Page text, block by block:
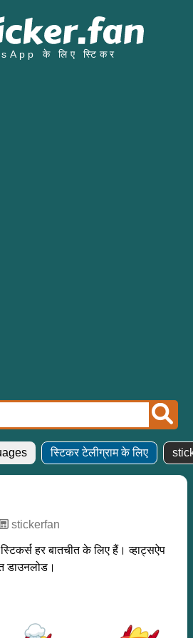
के लिए स्टिकर
स्टिकर टेलीग्राम के लिए
stickerfan
हर बातचीत के लिए हैं। व्हाट्सऐप
डाउनलोड।